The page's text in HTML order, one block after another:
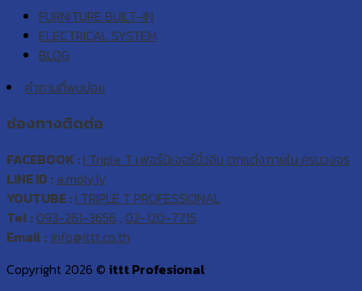
FURNITURE BUILT-IN
ELECTRICAL SYSTEM
BLOG
คำถามที่พบบ่อย
ช่องทางติดต่อ
FACEBOOK :I Triple T เฟอร์นิเจอร์บิ้วอิน ตกแต่งภายใน ครบวงจร
LINE ID : a.moly.ly
YOUTUBE :I TRIPLE T PROFESSIONAL
Tel : 093-261-3656 , 02-120-7715
Email : info@ittt.co.th
Copyright 2026 © ittt Profesional